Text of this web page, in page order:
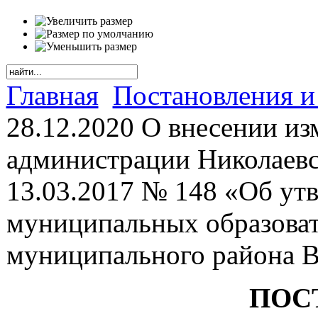
Главная Постановления
28.12.2020 О внесении
администрации
13.03.2017 № 148 «Об
муниципальных
муниципального района